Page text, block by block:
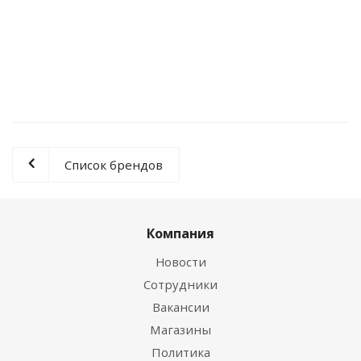
Список брендов
Компания
Новости
Сотрудники
Вакансии
Магазины
Политика